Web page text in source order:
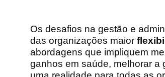
Os desafios na gestão e
das organizações maior
abordagens que impliquem
ganhos em saúde, melhorar a